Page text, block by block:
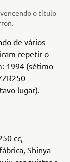
vencendo o título
de vários
repetir o
1994 (sétimo
lugar).
cc,
Shinya